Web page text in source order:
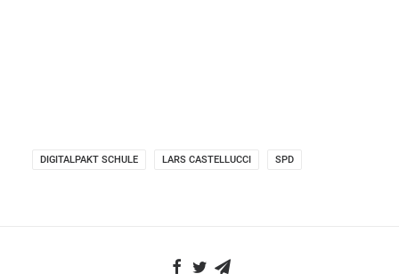
DIGITALPAKT SCHULE LARS CASTELLUCCI SPD